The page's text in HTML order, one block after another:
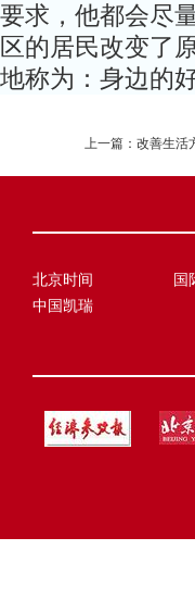
要求，他都会尽
区的居民改变了
地称为：身边的
上一篇： 改善生活
北京时间 国
中国凯瑞